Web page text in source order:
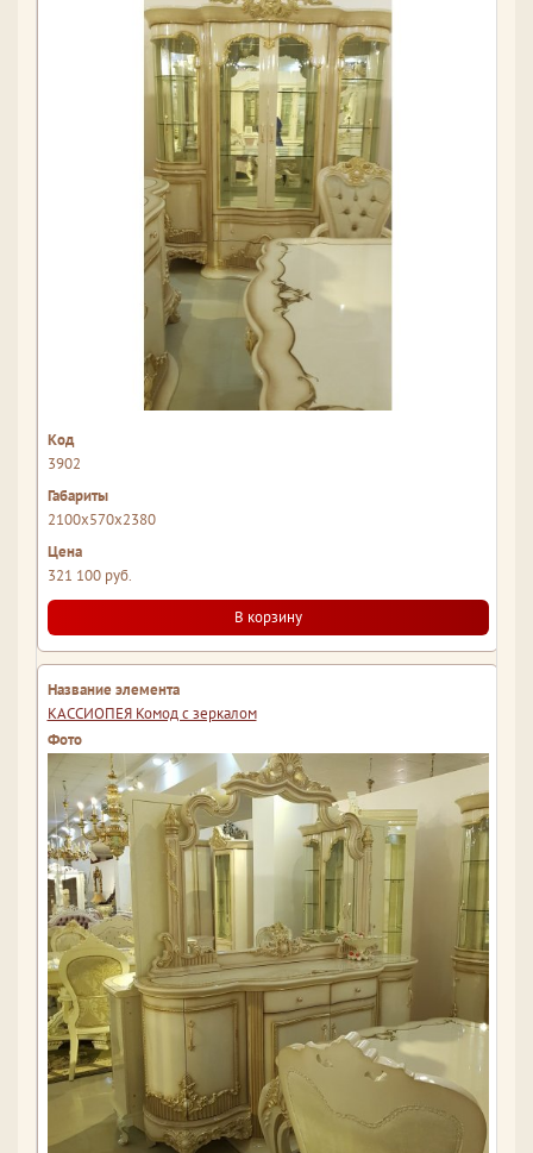
3902
2100x570x2380
321 100 руб.
В корзину
КАССИОПЕЯ Комод с зеркалом